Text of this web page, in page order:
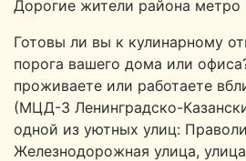
Дорогие жители района метро
Готовы ли вы к кулинарному
порога вашего дома или
проживаете или работаете
(МЦД-3 Ленинградско-
одной из уютных улиц:
Железнодорожная улица,